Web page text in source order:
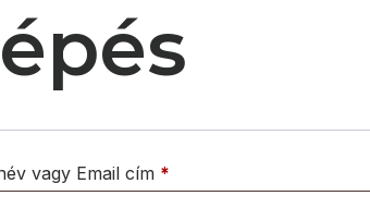
vagy Email cím *